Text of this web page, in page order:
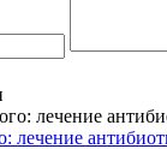
лечение